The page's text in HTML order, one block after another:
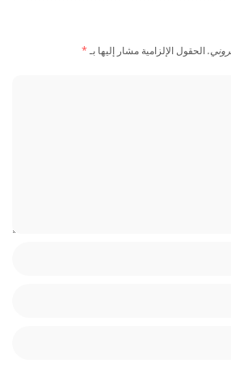
الحقول الإلزامية مشار إليها بـ*